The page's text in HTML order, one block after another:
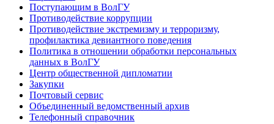
Поступающим в ВолГУ
Противодействие коррупции
Противодействие экстремизму и терроризму,
профилактика девиантного поведения
Политика в отношении обработки персональных
данных в ВолГУ
Центр общественной дипломатии
Закупки
Почтовый сервис
Объединенный ведомственный архив
Телефонный справочник